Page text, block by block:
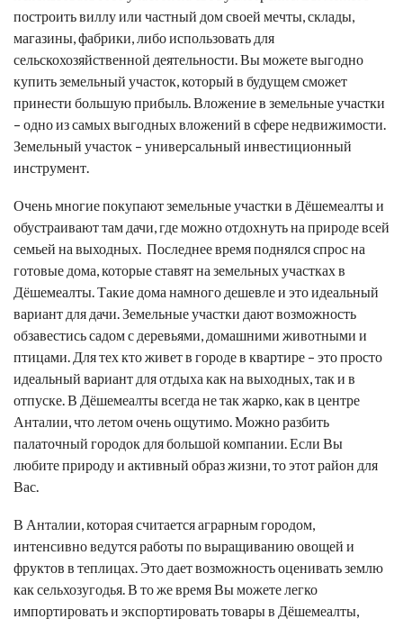
построить виллу или частный дом своей мечты, склады,
магазины, фабрики, либо использовать для
сельскохозяйственной деятельности. Вы можете выгодно
купить земельный участок, который в будущем сможет
принести большую прибыль. Вложение в земельные участки
– одно из самых выгодных вложений в сфере недвижимости.
Земельный участок – универсальный инвестиционный
инструмент.
Очень многие покупают земельные участки в Дёшемеалты и
обустраивают там дачи, где можно отдохнуть на природе всей
семьей на выходных. Последнее время поднялся спрос на
готовые дома, которые ставят на земельных участках в
Дёшемеалты. Такие дома намного дешевле и это идеальный
вариант для дачи. Земельные участки дают возможность
обзавестись садом с деревьями, домашними животными и
птицами. Для тех кто живет в городе в квартире – это просто
идеальный вариант для отдыха как на выходных, так и в
отпуске. В Дёшемеалты всегда не так жарко, как в центре
Анталии, что летом очень ощутимо. Можно разбить
палаточный городок для большой компании. Если Вы
любите природу и активный образ жизни, то этот район для
Вас.
В Анталии, которая считается аграрным городом,
интенсивно ведутся работы по выращиванию овощей и
фруктов в теплицах. Это дает возможность оценивать землю
как сельхозугодья. В то же время Вы можете легко
импортировать и экспортировать товары в Дёшемеалты,